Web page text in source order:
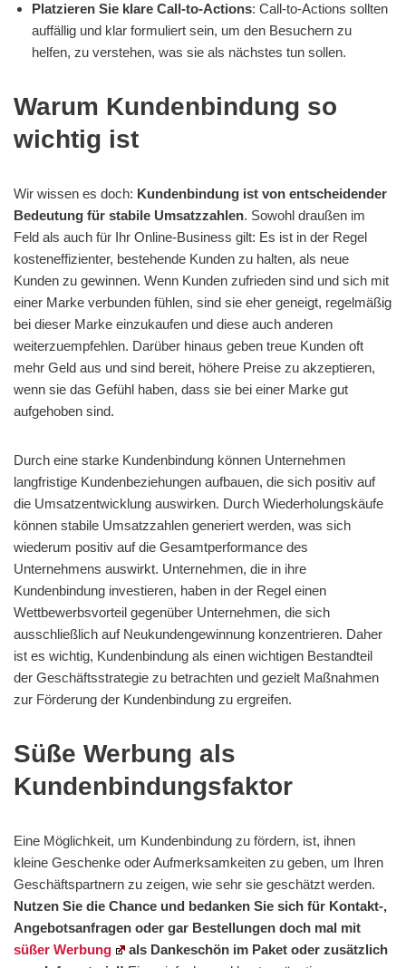
Platzieren Sie klare Call-to-Actions: Call-to-Actions sollten
auffällig und klar formuliert sein, um den Besuchern zu
helfen, zu verstehen, was sie als nächstes tun sollen.
Warum Kundenbindung so
wichtig ist
Wir wissen es doch: Kundenbindung ist von entscheidender
Bedeutung für stabile Umsatzzahlen. Sowohl draußen im
Feld als auch für Ihr Online-Business gilt: Es ist in der Regel
kosteneffizienter, bestehende Kunden zu halten, als neue
Kunden zu gewinnen. Wenn Kunden zufrieden sind und sich mit
einer Marke verbunden fühlen, sind sie eher geneigt, regelmäßig
bei dieser Marke einzukaufen und diese auch anderen
weiterzuempfehlen. Darüber hinaus geben treue Kunden oft
mehr Geld aus und sind bereit, höhere Preise zu akzeptieren,
wenn sie das Gefühl haben, dass sie bei einer Marke gut
aufgehoben sind.
Durch eine starke Kundenbindung können Unternehmen
langfristige Kundenbeziehungen aufbauen, die sich positiv auf
die Umsatzentwicklung auswirken. Durch Wiederholungskäufe
können stabile Umsatzzahlen generiert werden, was sich
wiederum positiv auf die Gesamtperformance des
Unternehmens auswirkt. Unternehmen, die in ihre
Kundenbindung investieren, haben in der Regel einen
Wettbewerbsvorteil gegenüber Unternehmen, die sich
ausschließlich auf Neukundengewinnung konzentrieren. Daher
ist es wichtig, Kundenbindung als einen wichtigen Bestandteil
der Geschäftsstrategie zu betrachten und gezielt Maßnahmen
zur Förderung der Kundenbindung zu ergreifen.
Süße Werbung als
Kundenbindungsfaktor
Eine Möglichkeit, um Kundenbindung zu fördern, ist, ihnen
kleine Geschenke oder Aufmerksamkeiten zu geben, um Ihren
Geschäftspartnern zu zeigen, wie sehr sie geschätzt werden.
Nutzen Sie die Chance und bedanken Sie sich für Kontakt-,
Angebotsanfragen oder gar Bestellungen doch mal mit
süßer Werbung
als Dankeschön im Paket oder zusätzlich